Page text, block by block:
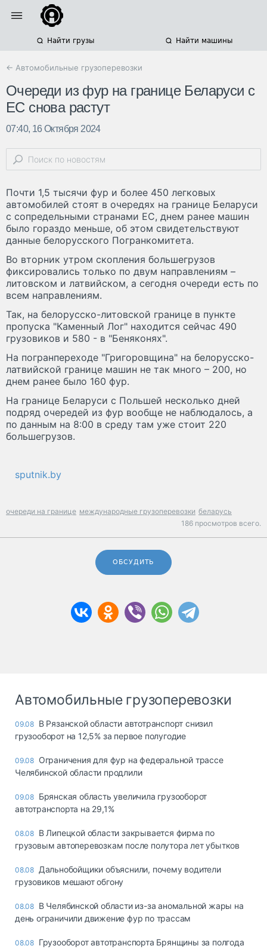
Найти грузы Найти машины
← Автомобильные грузоперевозки
Очереди из фур на границе Беларуси с
ЕС снова растут
07:40, 16 Октября 2024
Почти 1,5 тысячи фур и более 450 легковых
автомобилей стоят в очередях на границе Беларуси
с сопредельными странами ЕС, днем ранее машин
было гораздо меньше, об этом свидетельствуют
данные белорусского Погранкомитета.
Во вторник утром скопления большегрузов
фиксировались только по двум направлениям –
литовском и латвийском, а сегодня очереди есть по
всем направлениям.
Так, на белорусско-литовской границе в пункте
пропуска "Каменный Лог" находится сейчас 490
грузовиков и 580 - в "Беняконях".
На погранпереходе "Григоровщина" на белорусско-
латвийской границе машин не так много – 200, но
днем ранее было 160 фур.
На границе Беларуси с Польшей несколько дней
подряд очередей из фур вообще не наблюдалось, а
по данным на 8:00 в среду там уже стоит 220
большегрузов.
sputnik.by
очереди на границе международные грузоперевозки беларусь
186 просмотров всего.
ОБСУДИТЬ
Автомобильные грузоперевозки
09.08 В Рязанской области автотранспорт снизил
грузооборот на 12,5% за первое полугодие
09.08 Ограничения для фур на федеральной трассе
Челябинской области продлили
09.08 Брянская область увеличила грузооборот
автотранспорта на 29,1%
08.08 В Липецкой области закрывается фирма по
грузовым автоперевозкам после полутора лет убытков
08.08 Дальнобойщики объяснили, почему водители
грузовиков мешают обгону
08.08 В Челябинской области из-за аномальной жары на
день ограничили движение фур по трассам
08.08 Грузооборот автотранспорта Брянщины за полгода